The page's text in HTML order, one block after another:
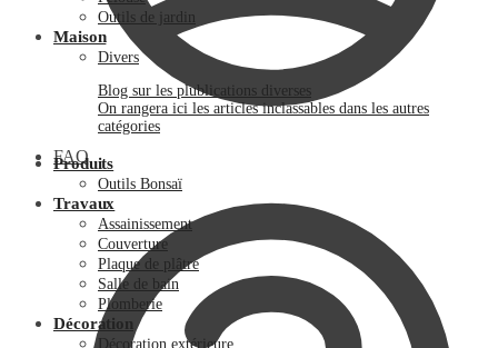
FAQ
Outils de jardin
Maison
Divers
Blog sur les plublications diverses
On rangera ici les articles inclassables dans les autres
catégories
Produits
Outils Bonsaï
Travaux
Assainissement
Couverture
Plaque de plâtre
Salle de bain
Plomberie
Décoration
Décoration extérieure